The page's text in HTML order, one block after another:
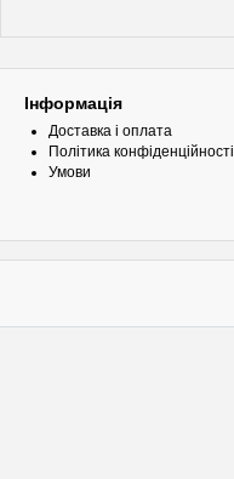
Інформація
Доставка і оплата
Політика конфіденційності
Умови